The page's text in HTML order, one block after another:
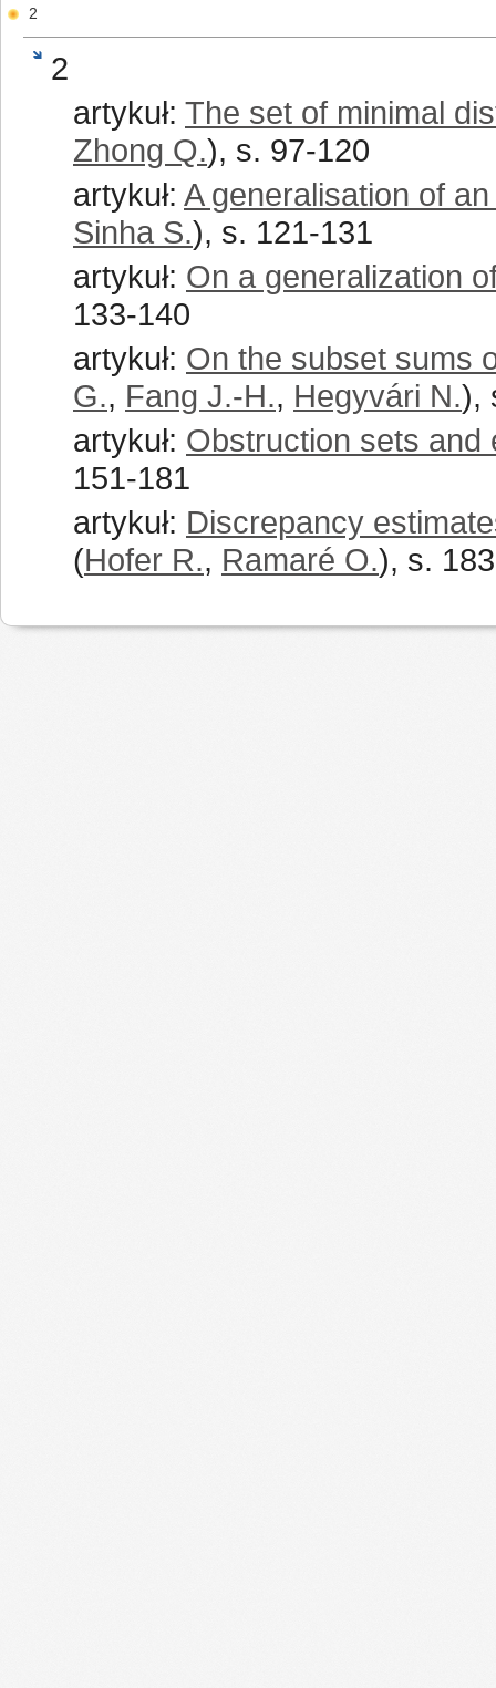
2
2
artykuł: The set of minimal
Zhong Q.), s. 97-120
artykuł: A generalisation of
Sinha S.), s. 121-131
artykuł: On a generalization
133-140
artykuł: On the subset sums
G., Fang J.-H., Hegyvári N.),
artykuł: Obstruction sets and
151-181
artykuł: Discrepancy
(Hofer R., Ramaré O.), s.